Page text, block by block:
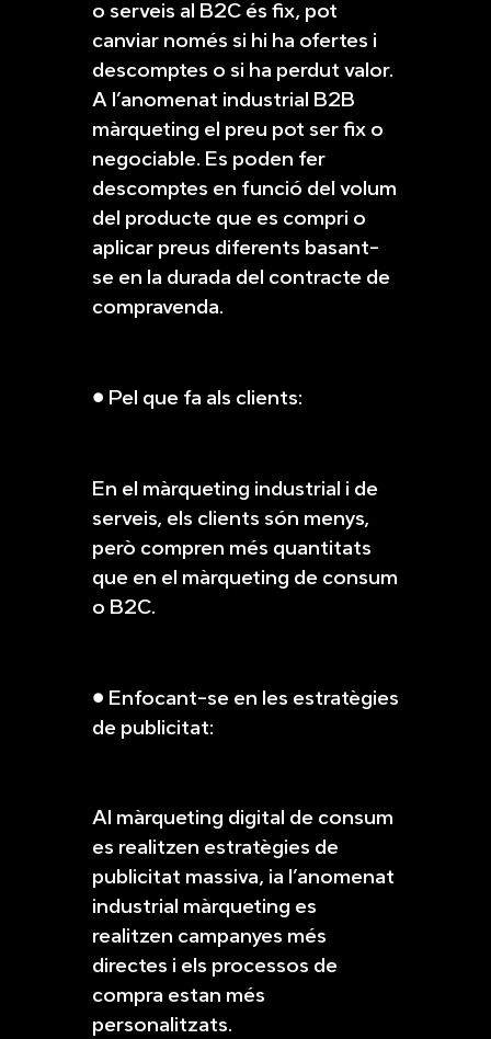
o serveis al B2C és fix, pot
canviar només si hi ha ofertes i
descomptes o si ha perdut valor.
A l’anomenat industrial B2B
màrqueting el preu pot ser fix o
negociable. Es poden fer
descomptes en funció del volum
del producte que es compri o
aplicar preus diferents basant-
se en la durada del contracte de
compravenda.
● Pel que fa als clients:
En el màrqueting industrial i de
serveis, els clients són menys,
però compren més quantitats
que en el màrqueting de consum
o B2C.
● Enfocant-se en les estratègies
de publicitat:
Al màrqueting digital de consum
es realitzen estratègies de
publicitat massiva, ia l’anomenat
industrial màrqueting es
realitzen campanyes més
directes i els processos de
compra estan més
personalitzats.